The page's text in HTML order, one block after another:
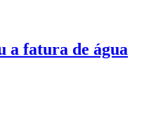
a fatura de água